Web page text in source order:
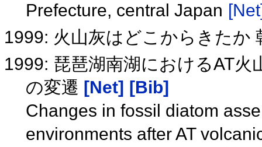
Prefecture, central Japan
1999: 火山灰はどこからきたか
1999: 琵琶湖南湖におけるAT
の変遷 [Net] [Bib]
Changes in fossil diatom
environments after AT